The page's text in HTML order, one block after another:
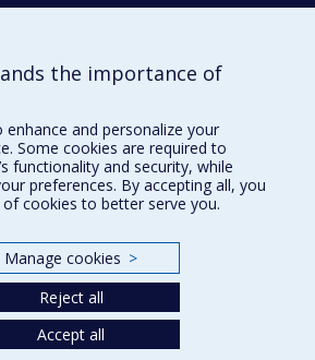
de l'Université de Montréal détient
the importance of
and personalize your
Some cookies are required to
functionality and security, while
preferences. By accepting all, you
cookies to better serve you.
Manage cookies >
Reject all
Accept all